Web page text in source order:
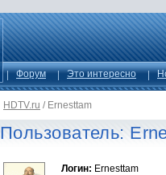
Форум Это интересно
HDTV.ru / Ernesttam
Пользователь:
Логин: Ernesttam